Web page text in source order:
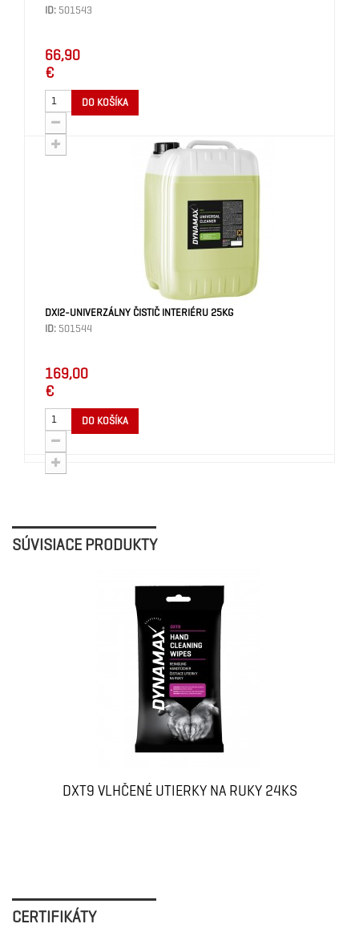
ID: 501543
66,90
€
DO KOŠÍKA
DXI2-UNIVERZÁLNY ČISTIČ INTERIÉRU 25KG
ID: 501544
169,00
€
DO KOŠÍKA
SÚVISIACE PRODUKTY
DXT9 VLHČENÉ UTIERKY NA RUKY 24KS
CERTIFIKÁTY